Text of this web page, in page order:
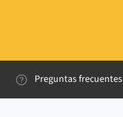
Preguntas frecuentes